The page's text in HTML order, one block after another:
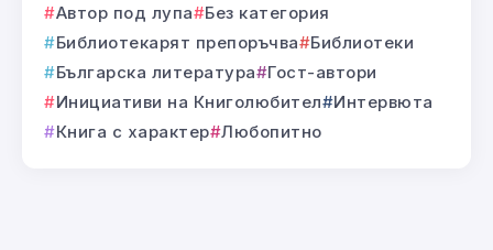
Автор под лупа
Без категория
Библиотекарят препоръчва
Библиотеки
Българска литература
Гост-автори
Инициативи на Книголюбител
Интервюта
Книга с характер Любопитно